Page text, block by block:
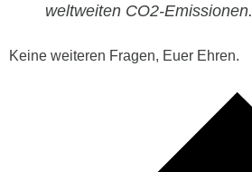
weltweiten CO2-Emissionen.
Keine weiteren Fragen, Euer Ehren.